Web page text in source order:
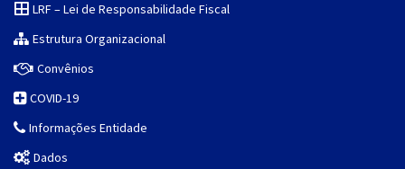
LRF – Lei de Responsabilidade Fiscal
Estrutura Organizacional
Convênios
COVID-19
Informações Entidade
Dados